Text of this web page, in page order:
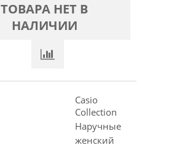
ТОВАРА НЕТ В
НАЛИЧИИ
Casio
Collection
Наручные
женский